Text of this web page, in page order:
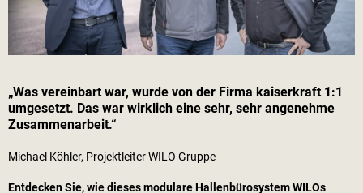
„Was vereinbart war, wurde von der Firma kaiserkraft 1:1
umgesetzt. Das war wirklich eine sehr, sehr angenehme
Zusammenarbeit.“
Michael Köhler, Projektleiter WILO Gruppe
Entdecken Sie, wie dieses modulare Hallenbürosystem WILOs